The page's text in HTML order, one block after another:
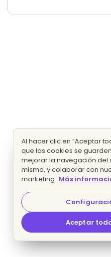
Al hacer clic en “Aceptar
que las cookies se
mejorar la navegación del
mismo, y colaborar con
marketing. Más
Aceptar